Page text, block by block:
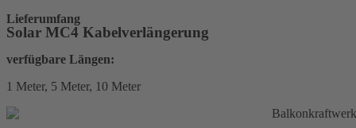
Lieferumfang
Solar MC4 Kabelverlängerung
verfügbare Längen:
1 Meter, 5 Meter, 10 Meter